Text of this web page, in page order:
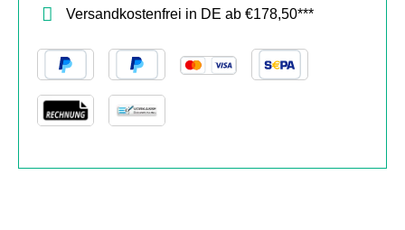
Versandkostenfrei in DE ab €178,50***